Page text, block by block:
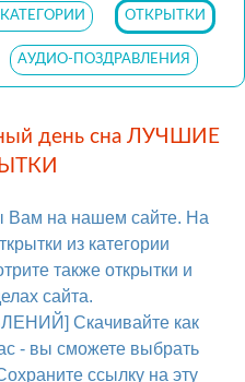
ОТКРЫТКИ
АУДИО-ПОЗДРАВЛЕНИЯ
день сна ЛУЧШИЕ
на нашем сайте. На
из категории
также открытки и
сайта.
Скачивайте как
- вы сможете выбрать
ссылку на эту